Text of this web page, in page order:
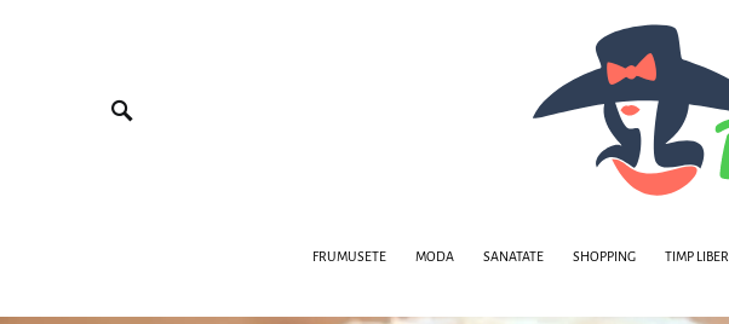
FRUMUSETE MODA SANATATE SHOPPING TIMP LIBER